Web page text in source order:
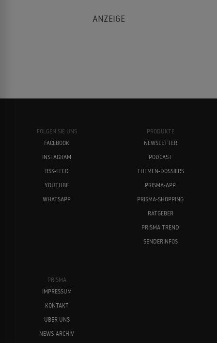
FOLGEN SIE UNS
FACEBOOK
INSTAGRAM
RSS-FEED
YOUTUBE
WHATSAPP
PRODUKTE
NEWSLETTER
PODCAST
THEMEN-DOSSIERS
PRISMA-APP
PRISMA-SHOPPING
RATGEBER
PRISMA TREND
SENDERINFOS
PRISMA
IMPRESSUM
KONTAKT
ÜBER UNS
NEWS-ARCHIV